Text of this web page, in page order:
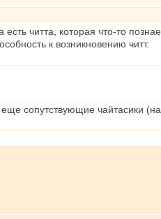
читта, которая что-то
к возникновению читт.
сопутствующие чайтасики (на